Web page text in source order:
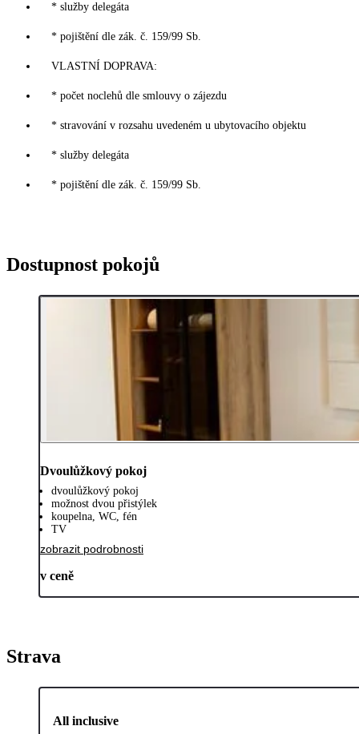
* služby delegáta
* pojištění dle zák. č. 159/99 Sb.
VLASTNÍ DOPRAVA:
* počet noclehů dle smlouvy o zájezdu
* stravování v rozsahu uvedeném u ubytovacího objektu
* služby delegáta
* pojištění dle zák. č. 159/99 Sb.
Dostupnost pokojů
Dvoulůžkový pokoj
dvoulůžkový pokoj
možnost dvou přistýlek
koupelna, WC, fén
TV
zobrazit podrobnosti
v ceně
Strava
All inclusive